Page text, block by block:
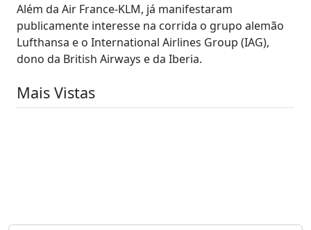
Além da Air France-KLM, já manifestaram
publicamente interesse na corrida o grupo alemão
Lufthansa e o International Airlines Group (IAG),
dono da British Airways e da Iberia.
Mais Vistas